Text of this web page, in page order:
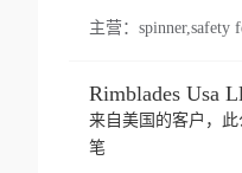
主营：
Rimblades Usa
来自美国的客户，
笔